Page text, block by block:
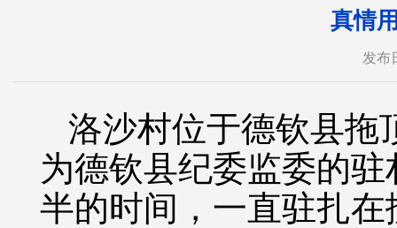
真情
发布
洛沙村位于德钦县拖
为德钦县纪委监委的
半的时间，一直驻扎